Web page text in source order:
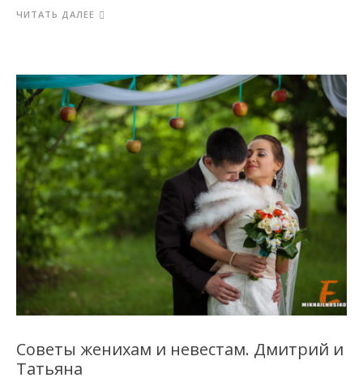
ЧИТАТЬ ДАЛЕЕ
Советы женихам и невестам. Дмитрий и
Татьяна